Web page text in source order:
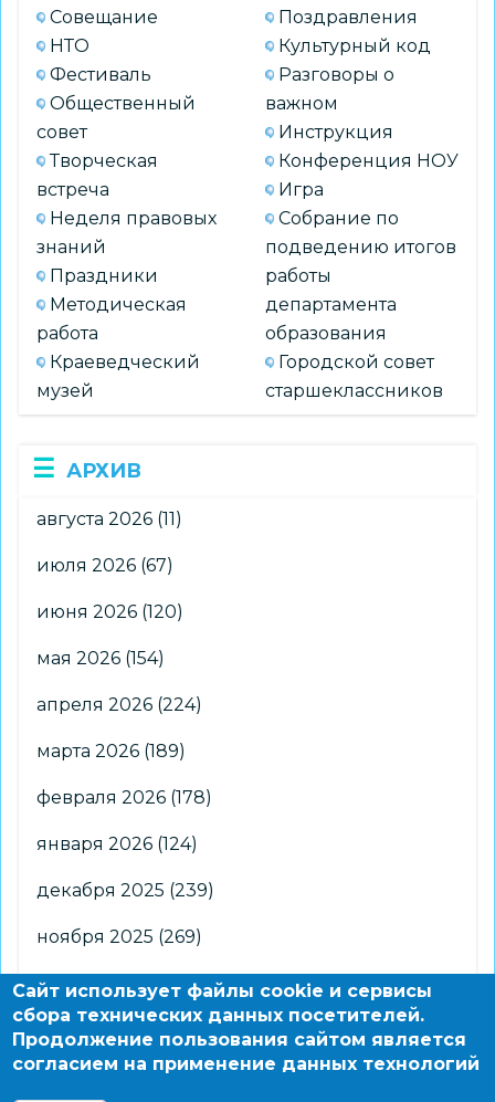
Совещание
НТО
Фестиваль
Общественный
совет
Творческая
встреча
Неделя правовых
знаний
Праздники
Методическая
работа
Краеведческий
музей
Поздравления
Культурный код
Разговоры о
важном
Инструкция
Конференция НОУ
Игра
Собрание по
подведению итогов
работы
департамента
образования
Городской совет
старшеклассников
АРХИВ
августа 2026 (11)
июля 2026 (67)
июня 2026 (120)
мая 2026 (154)
апреля 2026 (224)
марта 2026 (189)
февраля 2026 (178)
января 2026 (124)
декабря 2025 (239)
ноября 2025 (269)
октября 2025(266)
сентября 2025 (176)
августа 2025 (2)
Сайт использует файлы cookie и сервисы
сбора технических данных посетителей.
Продолжение пользования сайтом является
согласием на применение данных технологий